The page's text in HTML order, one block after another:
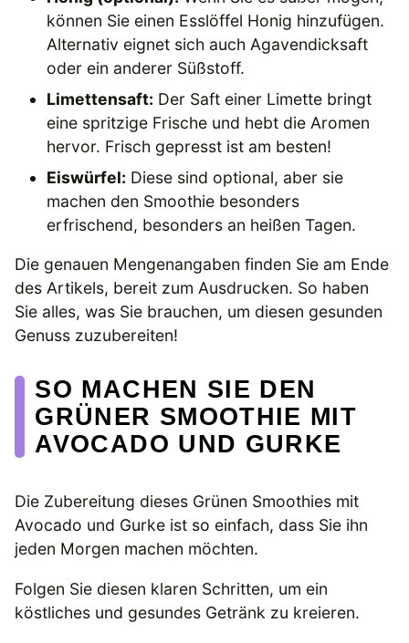
können Sie einen Esslöffel Honig hinzufügen.
Alternativ eignet sich auch Agavendicksaft
oder ein anderer Süßstoff.
Limettensaft: Der Saft einer Limette bringt
eine spritzige Frische und hebt die Aromen
hervor. Frisch gepresst ist am besten!
Eiswürfel: Diese sind optional, aber sie
machen den Smoothie besonders
erfrischend, besonders an heißen Tagen.
Die genauen Mengenangaben finden Sie am Ende
des Artikels, bereit zum Ausdrucken. So haben
Sie alles, was Sie brauchen, um diesen gesunden
Genuss zuzubereiten!
SO MACHEN SIE DEN
GRÜNER SMOOTHIE MIT
AVOCADO UND GURKE
Die Zubereitung dieses Grünen Smoothies mit
Avocado und Gurke ist so einfach, dass Sie ihn
jeden Morgen machen möchten.
Folgen Sie diesen klaren Schritten, um ein
köstliches und gesundes Getränk zu kreieren.